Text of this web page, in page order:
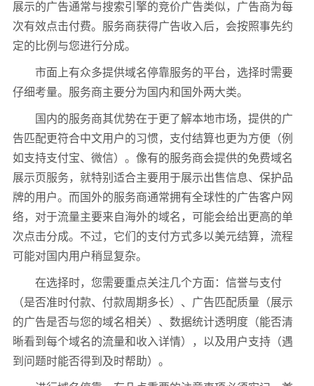
展示的广告通常与搜索引擎的竞价广告类似，广告商为每
次有效点击付费。服务商获得广告收入后，会按照事先约
定的比例与您进行分成。
市面上有众多提供域名停靠服务的平台，选择时需要
仔细考量。服务商主要分为国内和国外两大类。
国内的服务商其优势在于更了解本地市场，提供的广
告匹配更符合中文用户的习惯，支付结算也更为方便（例
如支持支付宝、微信）。像有的服务商会提供的免费域名
展示页服务，就特别适合主要用于展示出售信息、保护品
牌的用户。而国外的服务商通常拥有全球性的广告客户网
络，对于流量主要来自海外的域名，可能会给出更高的单
次点击分成。不过，它们的支付方式多以美元结算，流程
可能对国内用户稍显复杂。
在选择时，您需要重点关注几个方面：信誉与支付
（是否准时付款、付款周期多长）、广告匹配质量（展示
的广告是否与您的域名相关）、数据统计透明度（能否清
晰看到每个域名的流量和收入详情），以及用户支持（遇
到问题时能否得到及时帮助）。